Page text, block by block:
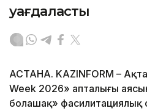
уағдаласты
АСТАНА. KAZINFORM –
Week 2026» апталығы
болашақ» фасилитациялық